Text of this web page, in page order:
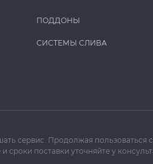
ПОДДОНЫ
СИСТЕМЫ СЛИВА
сервис. Продолжая пользоваться
сроки поставки уточняйте у